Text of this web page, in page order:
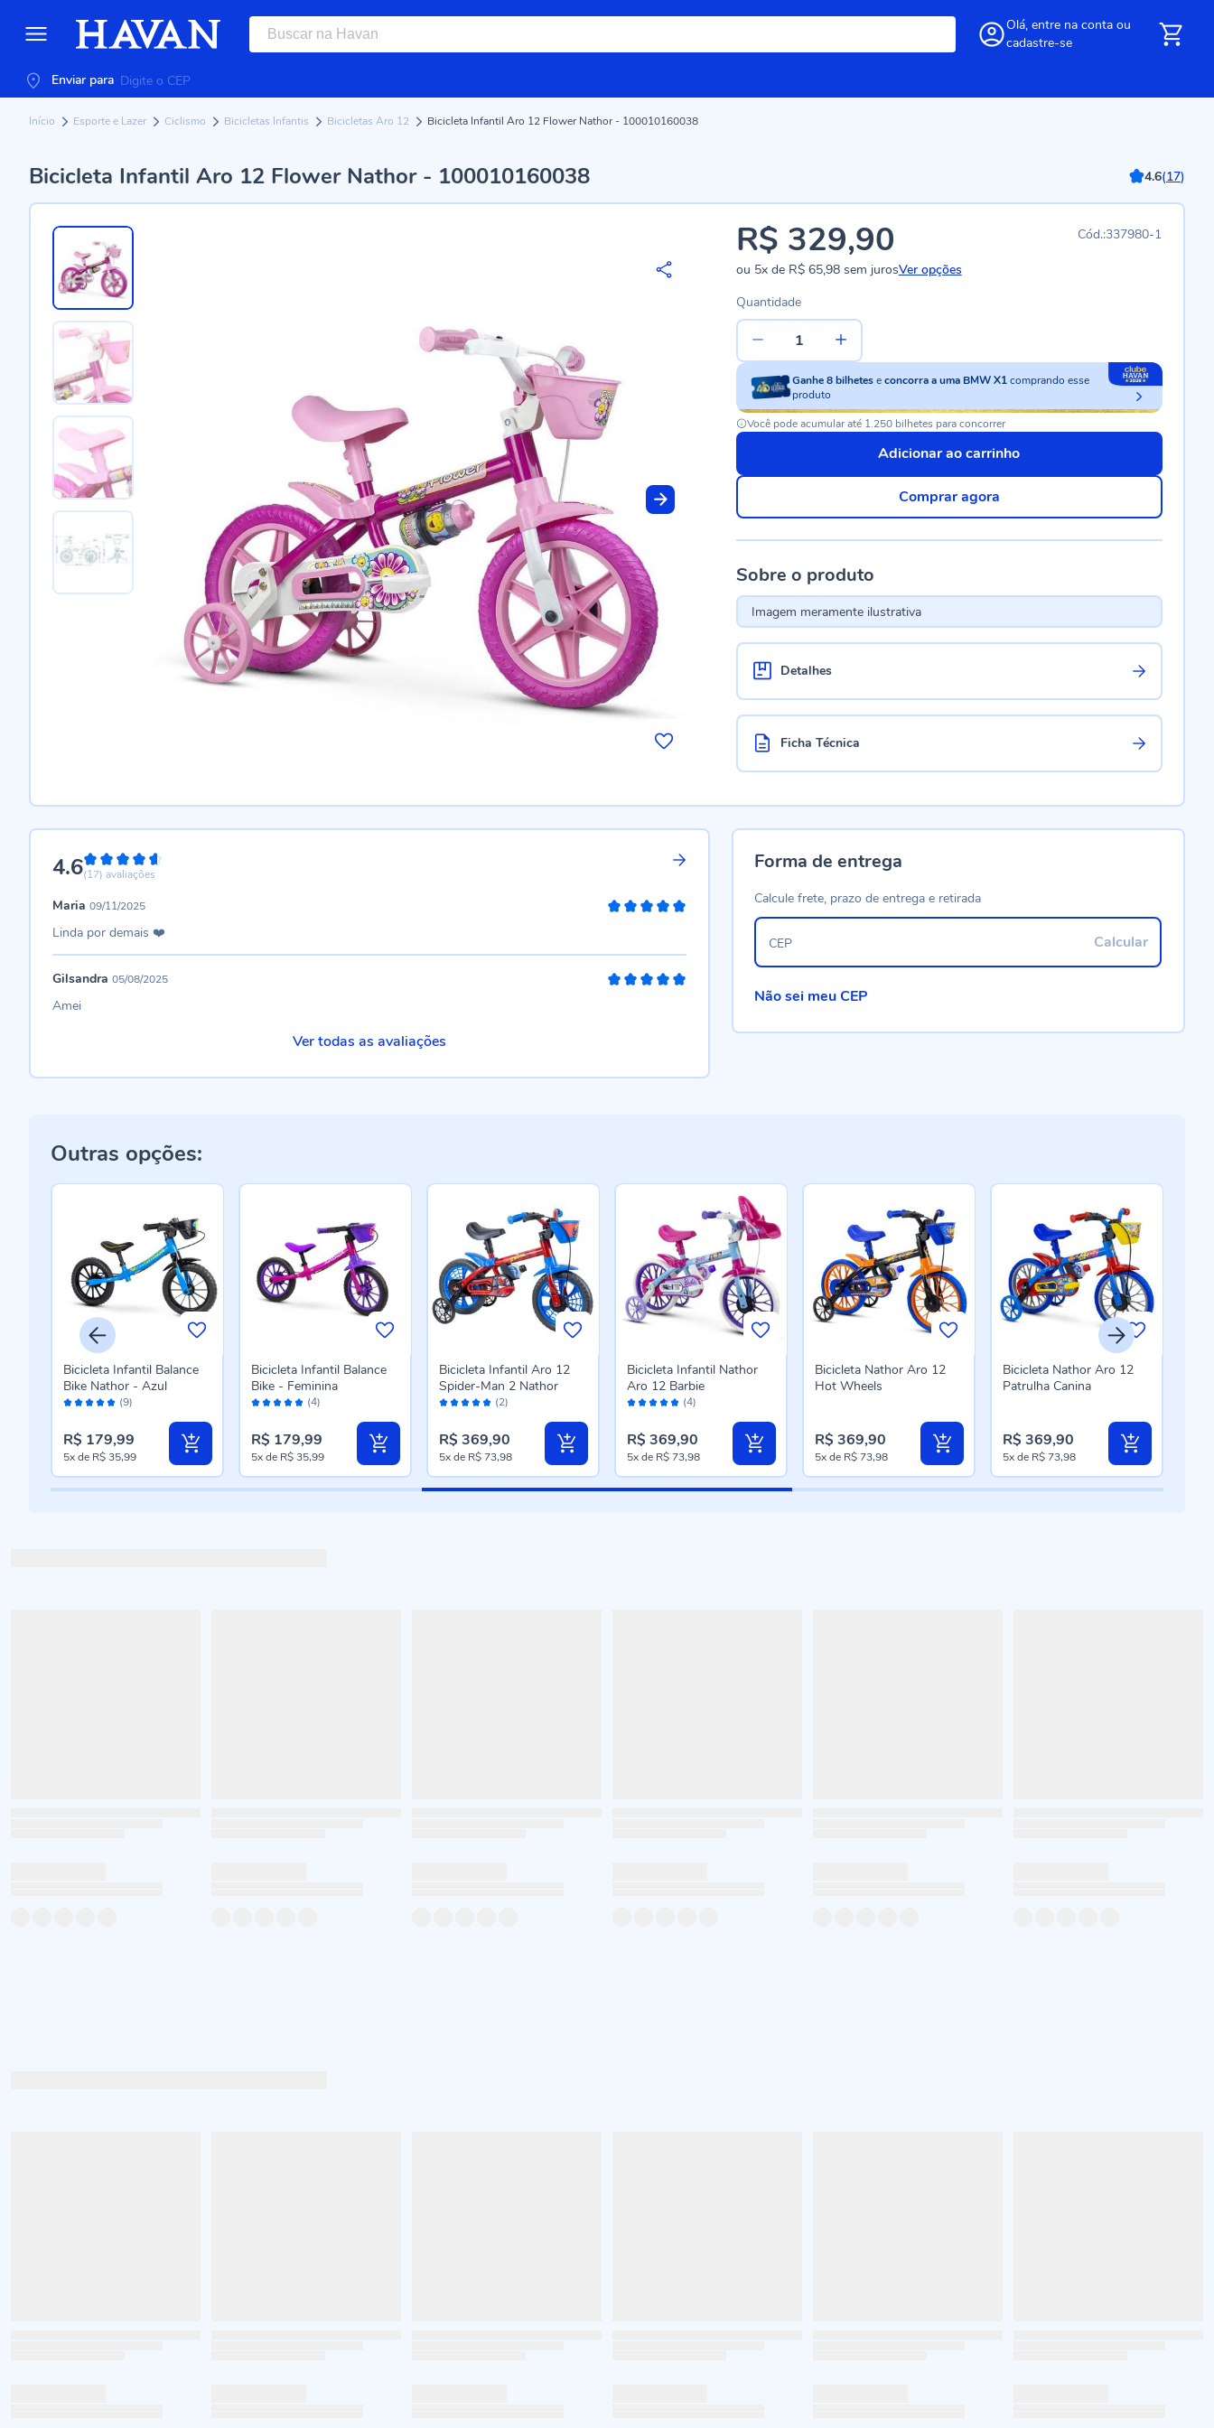
Olá, entre na conta ou
cadastre-se
Enviar para
Início Esporte e Lazer Ciclismo Bicicletas Infantis Bicicletas Aro 12 Bicicleta Infantil Aro 12 Flower Nathor - 100010160038
Bicicleta Infantil Aro 12 Flower Nathor - 100010160038 4.6(17)
337980-1
R$ 329,90
ou 5xde R$ 65,98sem jurosVer opções
Quantidade
Ganhe8 bilhetes econcorra a uma BMW X1comprando esse
produto
Você pode acumular até 1.250 bilhetes para concorrer
Adicionar ao carrinho
Comprar agora
Sobre o produto
Imagem meramente ilustrativa
Detalhes
Ficha Técnica
4.692%
(17) avaliações
Maria 09/11/2025
Linda por demais ❤️
Gilsandra 05/08/2025
Amei
Ver todas as avaliações
Forma de entrega
Calcule frete, prazo de entrega e retirada
Calcular
CEP
Não sei meu CEP
Outras opções:
Avaliação: (9)
Bicicleta Infantil Balance
Bike Nathor - Azul
R$ 179,99
5xde R$ 35,99
Avaliação: (4)
Bicicleta Infantil Balance
Bike - Feminina
R$ 179,99
5xde R$ 35,99
Avaliação: (2)
Bicicleta Infantil Aro 12
Spider-Man 2 Nathor
R$ 369,90
5xde R$ 73,98
Avaliação: (4)
Bicicleta Infantil Nathor
Aro 12 Barbie
R$ 369,90
5xde R$ 73,98
Bicicleta Nathor Aro 12
Hot Wheels
R$ 369,90
5xde R$ 73,98
Bicicleta Nathor Aro 12
Patrulha Canina
R$ 369,90
5xde R$ 73,98